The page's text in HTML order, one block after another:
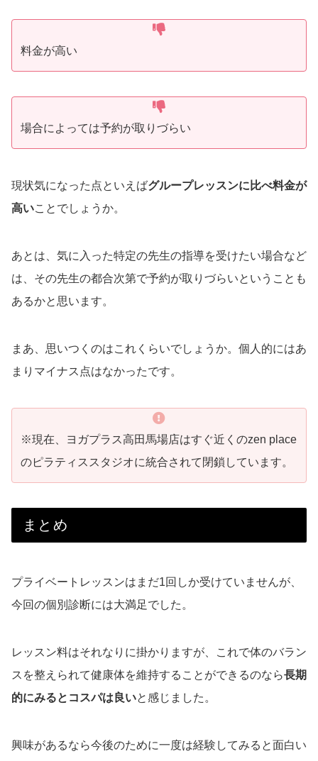
料金が高い
場合によっては予約が取りづらい
現状気になった点といえばグループレッスンに比べ料金が
高いことでしょうか。
あとは、気に入った特定の先生の指導を受けたい場合など
は、その先生の都合次第で予約が取りづらいということも
あるかと思います。
まあ、思いつくのはこれくらいでしょうか。個人的にはあ
まりマイナス点はなかったです。
※現在、ヨガプラス高田馬場店はすぐ近くのzen place
のピラティススタジオに統合されて閉鎖しています。
まとめ
プライベートレッスンはまだ1回しか受けていませんが、
今回の個別診断には大満足でした。
レッスン料はそれなりに掛かりますが、これで体のバラン
スを整えられて健康体を維持することができるのなら長期
的にみるとコスパは良いと感じました。
興味があるなら今後のために一度は経験してみると面白い